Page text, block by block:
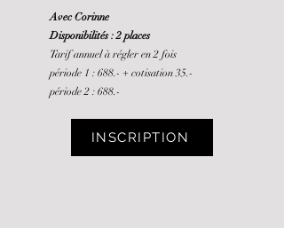
Avec Corinne
Disponibilités : 2 places
Tarif annuel à régler en 2 fois
période 1 : 688.- + cotisation 35.-
période 2 : 688.-
INSCRIPTION